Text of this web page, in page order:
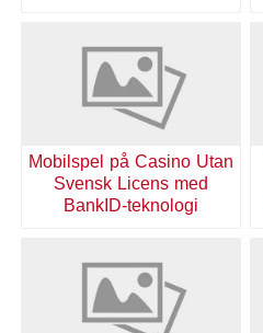
Mobilspel på Casino Utan
Svensk Licens med
BankID-teknologi